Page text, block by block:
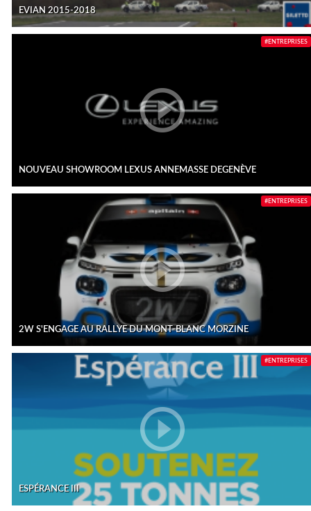
EVIAN 2015-2018
NOUVEAU SHOWROOM LEXUS ANNEMASSE DEGENÈVE
#ENTREPRISES
2W S'ENGAGE AU RALLYE DU MONT-BLANC MORZINE
#ENTREPRISES
ESPÉRANCE III
#ENTREPRISES